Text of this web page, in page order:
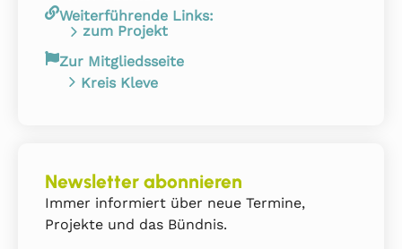
Weiterführende Links:
zum Projekt
Zur Mitgliedsseite
Kreis Kleve
Newsletter abonnieren
Immer informiert über neue Termine,
Projekte und das Bündnis.